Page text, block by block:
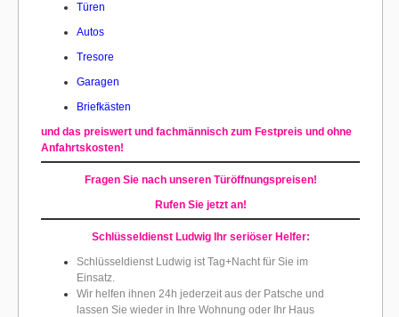
Türen
Autos
Tresore
Garagen
Briefkästen
und das preiswert und fachmännisch zum Festpreis und ohne
Anfahrtskosten!
Fragen Sie nach unseren Türöffnungspreisen!
Rufen Sie jetzt an!
Schlüsseldienst Ludwig Ihr seriöser Helfer:
Schlüsseldienst Ludwig ist Tag+Nacht für Sie im
Einsatz.
Wir helfen ihnen 24h jederzeit aus der Patsche und
lassen Sie wieder in Ihre Wohnung oder Ihr Haus